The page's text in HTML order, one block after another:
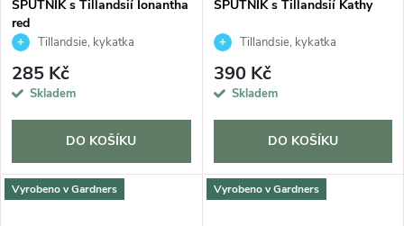
SPUTNIK s Tillandsií Ionantha
red
Tillandsie, kykatka
285 Kč
Skladem
DO KOŠÍKU
SPUTNIK s Tillandsií Kathy
Tillandsie, kykatka
390 Kč
Skladem
DO KOŠÍKU
Vyrobeno v Gardners Vyrobeno v Gardners